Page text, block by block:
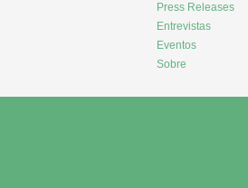
Press Releases
Entrevistas
Eventos
Sobre